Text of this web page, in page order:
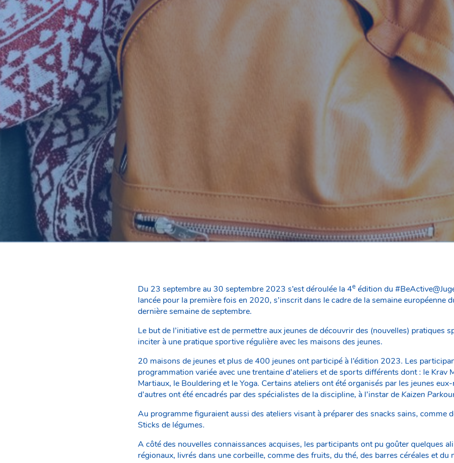
Du 23 septembre au 30 septembre 2023 s’est déroulée la 4e édition du
lancée pour la première fois en 2020, s’inscrit dans le cadre de la semaine européenne
dernière semaine de septembre.
Le but de l’initiative est de permettre aux jeunes de découvrir des (nouvelles) pratiques
inciter à une pratique sportive régulière avec les maisons des jeunes.
20 maisons de jeunes et plus de 400 jeunes ont participé à l’édition 2023. Les
programmation variée avec une trentaine d’ateliers et de sports différents dont : le Krav
Martiaux, le Bouldering et le Yoga. Certains ateliers ont été organisés par les jeunes
d’autres ont été encadrés par des spécialistes de la discipline, à l’instar de Kaizen
Au programme figuraient aussi des ateliers visant à préparer des snacks sains, comme
Sticks de légumes.
A côté des nouvelles connaissances acquises, les participants ont pu goûter quelques
régionaux, livrés dans une corbeille, comme des fruits, du thé, des barres céréales et du